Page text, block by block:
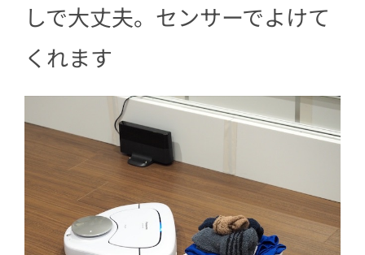
しで大丈夫。センサーでよけて
くれます